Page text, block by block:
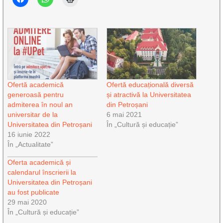
Ofertă academică
generoasă pentru
admiterea în noul an
universitar de la
Universitatea din Petroșani
16 iunie 2022
În „Actualitate”
Ofertă educațională diversă
și atractivă la Universitatea
din Petroșani
6 mai 2021
În „Cultură și educație”
Oferta academică și
calendarul înscrierii la
Universitatea din Petroșani
au fost publicate
29 mai 2020
În „Cultură și educație”